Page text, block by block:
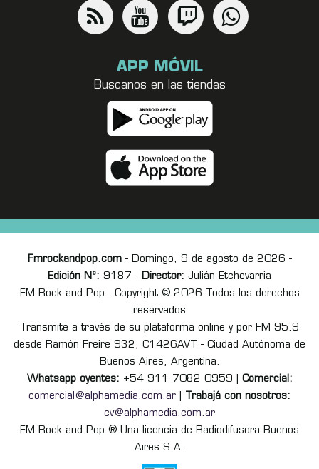
APP MÓVIL
Buscanos en las tiendas
Fmrockandpop.com- Domingo, 9 de agosto de 2026 -
Edición Nº: 9187 - Director: Julián Etchevarria
FM Rock and Pop - Copyright © 2026 Todos los derechos
reservados
Transmite a través de su plataforma online y por FM 95.9
desde Ramón Freire 932, C1426AVT - Ciudad Autónoma de
Buenos Aires, Argentina.
Whatsapp oyentes: +54 911 7082 0959 | Comercial:
comercial@alphamedia.com.ar
Trabajá con nosotros:
cv@alphamedia.com.ar
FM Rock and Pop ® Una licencia de Radiodifusora Buenos
Aires S.A.